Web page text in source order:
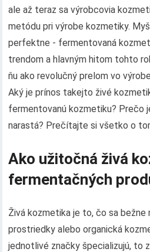
ale až teraz sa výrobcovia
metódu pri výrobe kozmetiky.
perfektne - fermentovaná
trendom a hlavným hitom tohto
ňu ako revolučný prelom vo
Aký je prínos takejto živé
fermentovanú kozmetiku? Prečo
narastá? Prečítajte si všetko o
Ako užitočná živá
fermentačných
Živá kozmetika je to, čo sa bežne
prostriedky alebo organická
jednotlivé značky špecializujú, to